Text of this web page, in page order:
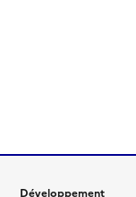
Développement